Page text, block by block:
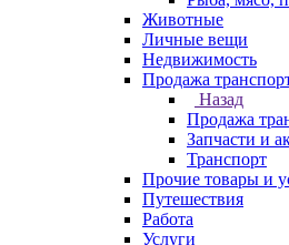
Животные
Личные вещи
Недвижимость
Продажа
Назад
Продажа
Запчасти и
Транспорт
Прочие товары и
Путешествия
Работа
Услуги